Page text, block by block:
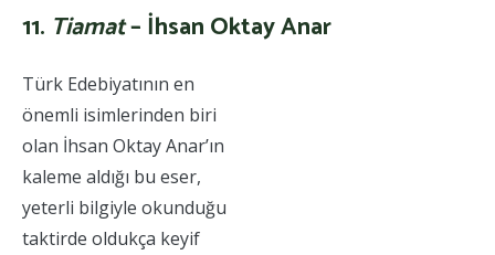
11. Tiamat– İhsan Oktay Anar
Türk Edebiyatının en
önemli isimlerinden biri
olan İhsan Oktay Anar’ın
kaleme aldığı bu eser,
yeterli bilgiyle okunduğu
taktirde oldukça keyif